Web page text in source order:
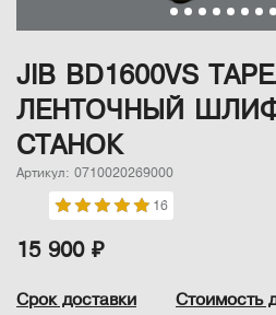
JIB BD1600VS
ЛЕНТОЧНЫЙ
СТАНОК
Артикул: 0710020269000
16
15 900 ₽
Срок доставки
Стоимость